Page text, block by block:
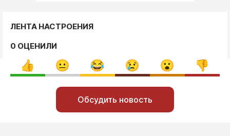
ЛЕНТА НАСТРОЕНИЯ
0 ОЦЕНИЛИ
Обсудить новость